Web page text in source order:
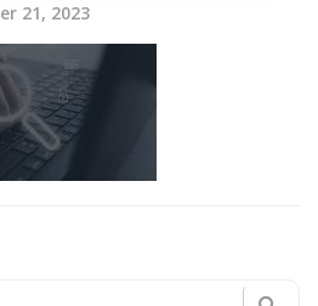
21, 2023